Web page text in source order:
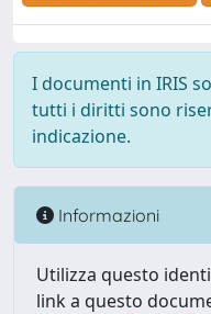
I documenti in IRIS
tutti i diritti sono
indicazione.
Informazioni
Utilizza questo
link a questo